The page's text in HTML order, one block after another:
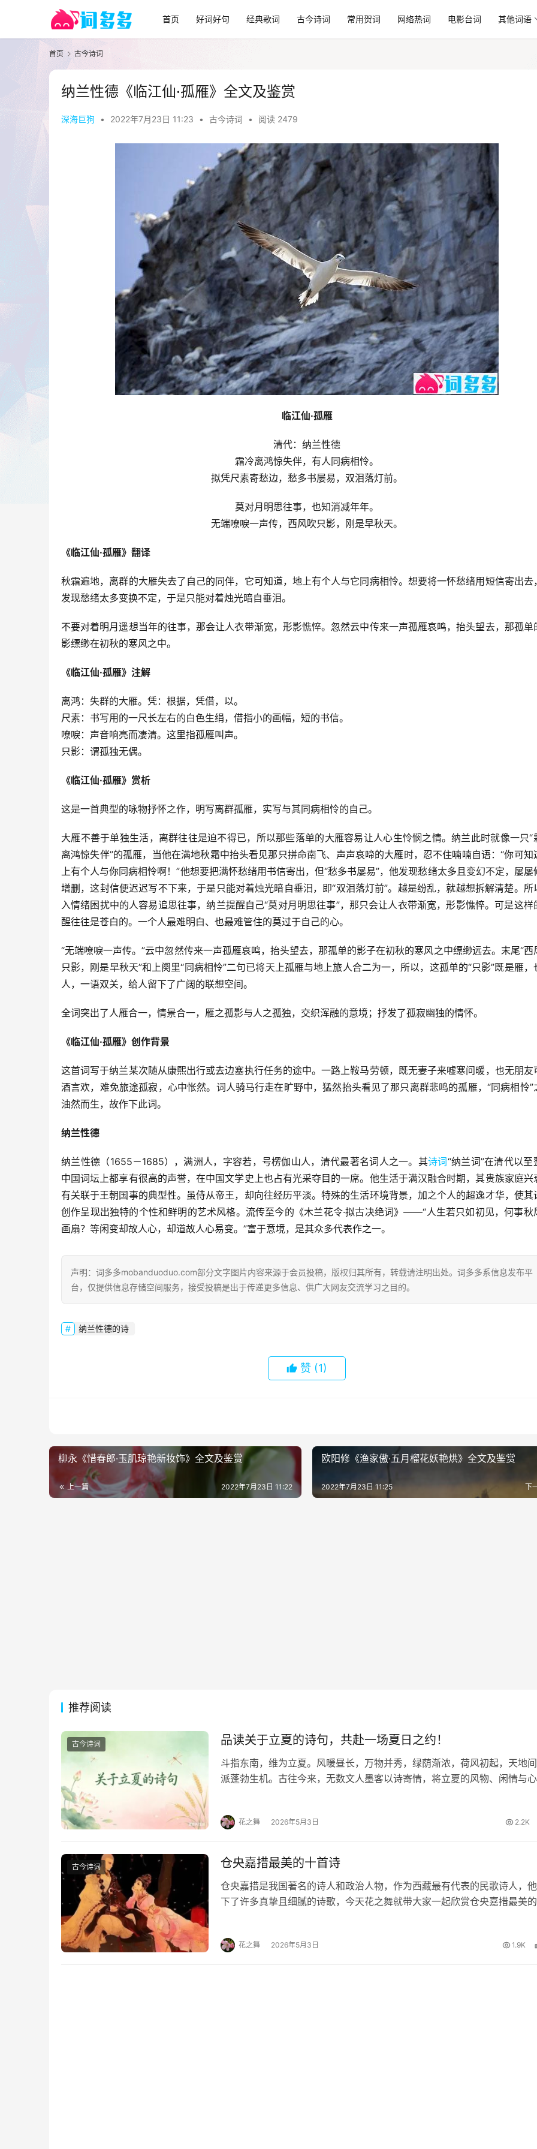
首页 好词好句 经典歌词 古今诗词 常用贺词 网络热词 电影台词 其他词语
首页 古今诗词
纳兰性德《临江仙·孤雁》全文及鉴赏
深海巨狗 • 2022年7月23日 11:23 • 古今诗词 • 阅读 2479
临江仙·孤雁
清代：纳兰性德
霜冷离鸿惊失伴，有人同病相怜。
拟凭尺素寄愁边，愁多书屡易，双泪落灯前。
莫对月明思往事，也知消减年年。
无端嘹唳一声传，西风吹只影，刚是早秋天。
《临江仙·孤雁》翻译
秋霜遍地，离群的大雁失去了自己的同伴，它可知道，地上有个人与它同病相怜。想要将一怀愁绪用短信寄出去
发现愁绪太多变换不定，于是只能对着烛光暗自垂泪。
不要对着明月遥想当年的往事，那会让人衣带渐宽，形影憔悴。忽然云中传来一声孤雁哀鸣，抬头望去，那孤单
影缥缈在初秋的寒风之中。
《临江仙·孤雁》注解
离鸿：失群的大雁。凭：根据，凭借，以。
尺素：书写用的一尺长左右的白色生绢，借指小的画幅，短的书信。
嘹唳：声音响亮而凄清。这里指孤雁叫声。
只影：谓孤独无偶。
《临江仙·孤雁》赏析
这是一首典型的咏物抒怀之作，明写离群孤雁，实写与其同病相怜的自己。
大雁不善于单独生活，离群往往是迫不得已，所以那些落单的大雁容易让人心生怜悯之情。纳兰此时就像一只“
离鸿惊失伴”的孤雁，当他在满地秋霜中抬头看见那只拼命南飞、声声哀啼的大雁时，忍不住喃喃自语：“你可知
上有个人与你同病相怜啊！”他想要把满怀愁绪用书信寄出，但“愁多书屡易”，他发现愁绪太多且变幻不定，屡屡
增删，这封信便迟迟写不下来，于是只能对着烛光暗自垂汨，即“双泪落灯前”。越是纷乱，就越想拆解清楚。所
入情绪困扰中的人容易追思往事，纳兰提醒自己“莫对月明思往事”，那只会让人衣带渐宽，形影憔悴。可是这样
醒往往是苍白的。一个人最难明白、也最难管住的莫过于自己的心。
“无端嘹唳一声传。”云中忽然传来一声孤雁哀鸣，抬头望去，那孤单的影子在初秋的寒风之中缥缈远去。末尾“西
只影，刚是早秋天”和上阕里“同病相怜”二句已将天上孤雁与地上旅人合二为一，所以，这孤单的“只影”既是雁，
人，一语双关，给人留下了广阔的联想空间。
全词突出了人雁合一，情景合一，雁之孤影与人之孤独，交织浑融的意境；抒发了孤寂幽独的情怀。
《临江仙·孤雁》创作背景
这首词写于纳兰某次随从康熙出行或去边塞执行任务的途中。一路上鞍马劳顿，既无妻子来嘘寒问暖，也无朋友
酒言欢，难免旅途孤寂，心中怅然。词人骑马行走在旷野中，猛然抬头看见了那只离群悲鸣的孤雁，“同病相怜”
油然而生，故作下此词。
纳兰性德
纳兰性德（1655－1685），满洲人，字容若，号楞伽山人，清代最著名词人之一。其诗词“纳兰词”在清代以至
中国词坛上都享有很高的声誉，在中国文学史上也占有光采夺目的一席。他生活于满汉融合时期，其贵族家庭兴
有关联于王朝国事的典型性。虽侍从帝王，却向往经历平淡。特殊的生活环境背景，加之个人的超逸才华，使其
创作呈现出独特的个性和鲜明的艺术风格。流传至今的《木兰花令·拟古决绝词》——“人生若只如初见，何事秋
画扇？等闲变却故人心，却道故人心易变。”富于意境，是其众多代表作之一。
声明：词多多mobanduoduo.com部分文字图片内容来源于会员投稿，版权归其所有，转载请注明出处。词多多系信息发布平
台，仅提供信息存储空间服务，接受投稿是出于传递更多信息、供广大网友交流学习之目的。
纳兰性德的诗
赞 (1)
柳永《惜春郎·玉肌琼艳新妆饰》全文及鉴赏
上一篇 2022年7月23日 11:22
欧阳修《渔家傲·五月榴花妖艳烘》全文及鉴赏
下
2022年7月23日 11:25
推荐阅读
古今诗词 品读关于立夏的诗句，共赴一场夏日之约！
斗指东南，维为立夏。风暖昼长，万物并秀，绿荫渐浓，荷风初起，天地
派蓬勃生机。古往今来，无数文人墨客以诗寄情，将立夏的风物、闲情与
花之舞 2026年5月3日 2.2K
古今诗词 仓央嘉措最美的十首诗
仓央嘉措是我国著名的诗人和政治人物，作为西藏最有代表的民歌诗人，
下了许多真挚且细腻的诗歌，今天花之舞就带大家一起欣赏仓央嘉措最美
花之舞 2026年5月3日 1.9K